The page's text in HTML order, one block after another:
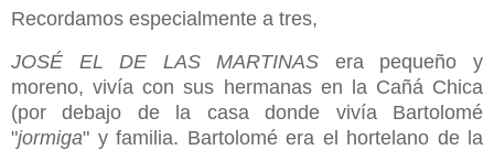
Recordamos especialmente a tres,
JOSÉ EL DE LAS MARTINAS era pequeño y
moreno, vivía con sus hermanas en la Cañá Chica
(por debajo de la casa donde vivía Bartolomé
"jormiga" y familia. Bartolomé era el hortelano de la